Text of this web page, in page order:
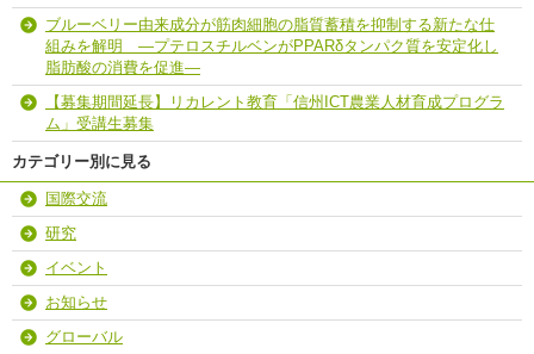
ブルーベリー由来成分が筋肉細胞の脂質蓄積を抑制する新たな仕
組みを解明 ―プテロスチルベンがPPARδタンパク質を安定化し
脂肪酸の消費を促進―
【募集期間延長】リカレント教育「信州ICT農業人材育成プログラ
ム」受講生募集
カテゴリー別に見る
国際交流
研究
イベント
お知らせ
グローバル